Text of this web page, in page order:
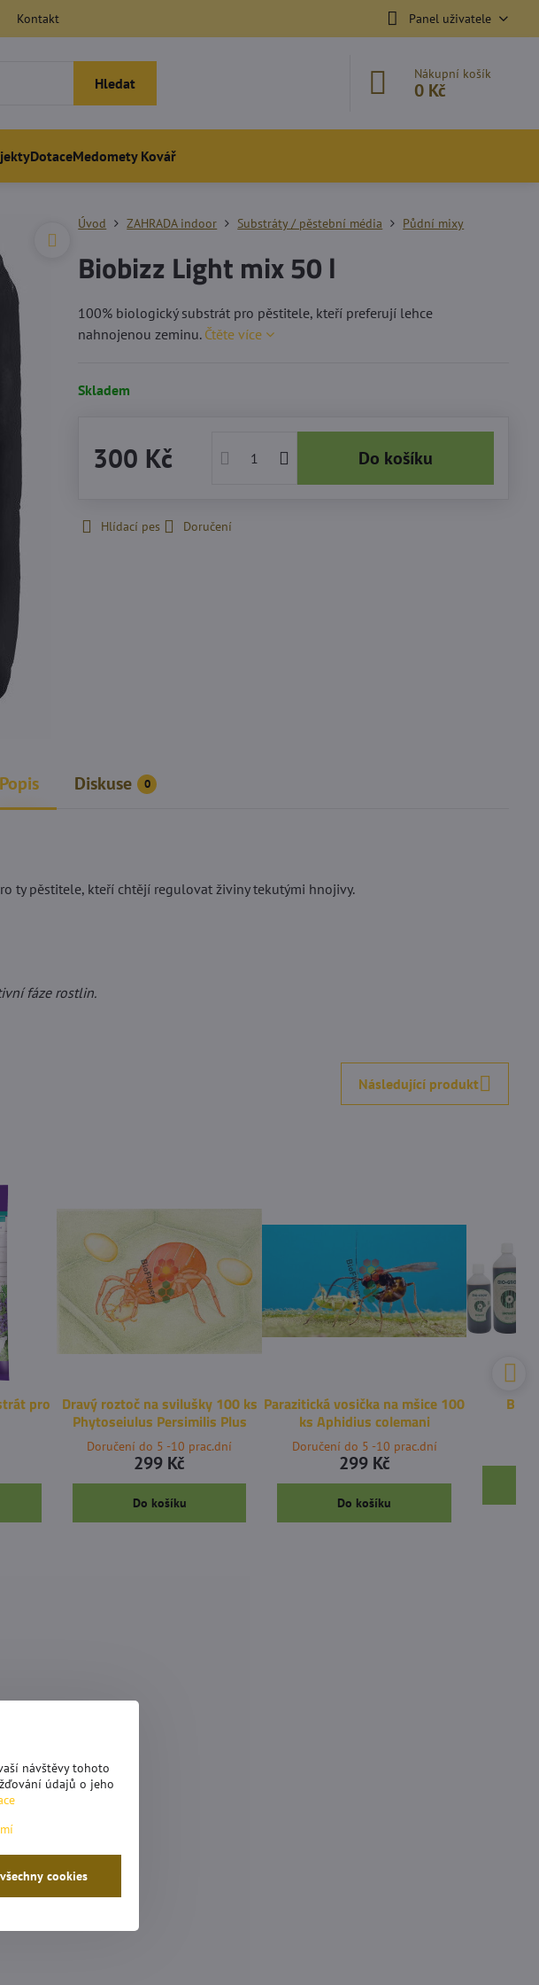
Kontakt Panel uživatele
Hledat
Nákupní košík
0 Kč
DotaceMedomety Kovář
Úvod ZAHRADA indoor Substráty / pěstební média Půdní mixy
Biobizz Light mix 50 l
100% biologický substrát pro pěstitele, kteří preferují lehce
nahnojenou zeminu. Čtěte více
Skladem
300 Kč Do košíku
Hlídací pes Doručení
Popis Diskuse 0
ty pěstitele, kteří chtějí regulovat živiny tekutými hnojivy.
fáze rostlin.
Následující produkt
pro
Dravý roztoč na svilušky 100 ks
Phytoseiulus Persimilis Plus
Doručení do 5 -10 prac.dní
299 Kč
Do košíku
Parazitická vosička na mšice 100
ks Aphidius colemani
Doručení do 5 -10 prac.dní
299 Kč
Do košíku
návštěvy tohoto
údajů o jeho
cookies